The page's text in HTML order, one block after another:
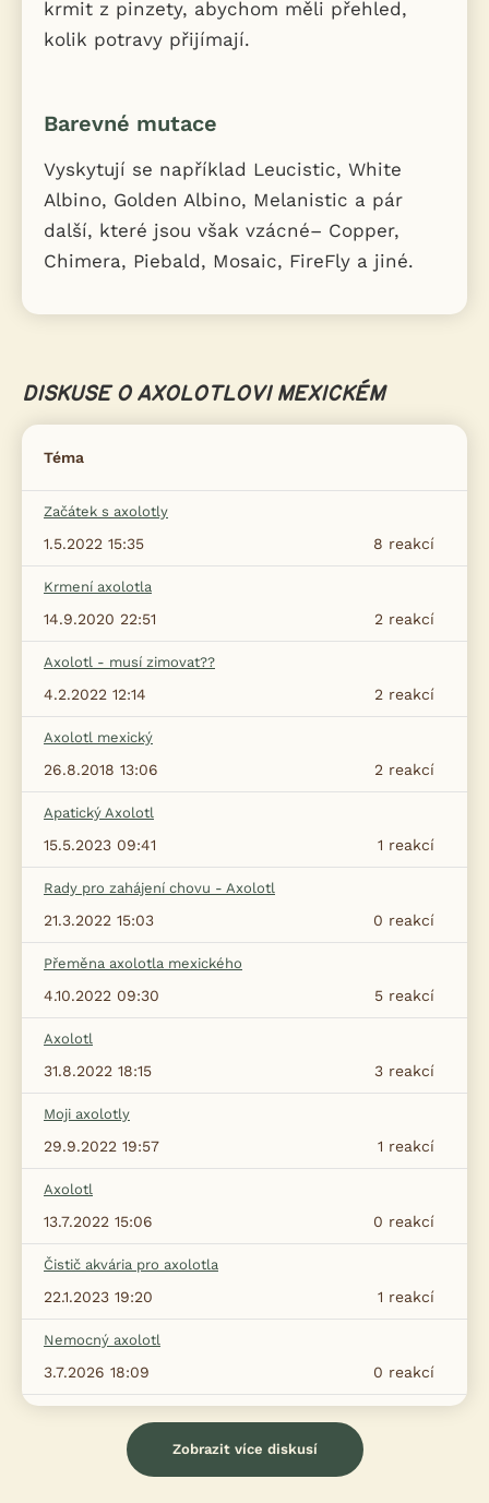
krmit z pinzety, abychom měli přehled,
kolik potravy přijímají.
Barevné mutace
Vyskytují se například Leucistic, White
Albino, Golden Albino, Melanistic a pár
další, které jsou však vzácné– Copper,
Chimera, Piebald, Mosaic, FireFly a jiné.
DISKUSE O AXOLOTLOVI MEXICKÉM
Téma
Začátek s axolotly
8 reakcí
1.5.2022 15:35
Krmení axolotla
2 reakcí
14.9.2020 22:51
Axolotl - musí zimovat??
2 reakcí
4.2.2022 12:14
Axolotl mexický
2 reakcí
26.8.2018 13:06
Apatický Axolotl
1 reakcí
15.5.2023 09:41
Rady pro zahájení chovu - Axolotl
0 reakcí
21.3.2022 15:03
Přeměna axolotla mexického
5 reakcí
4.10.2022 09:30
Axolotl
3 reakcí
31.8.2022 18:15
Moji axolotly
1 reakcí
29.9.2022 19:57
Axolotl
0 reakcí
13.7.2022 15:06
Čistič akvária pro axolotla
1 reakcí
22.1.2023 19:20
Nemocný axolotl
0 reakcí
3.7.2026 18:09
Zobrazit více diskusí